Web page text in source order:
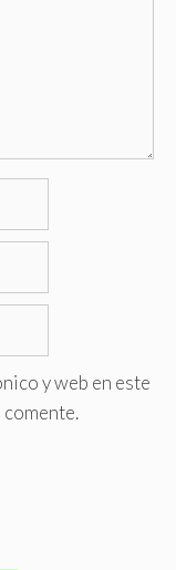
y web en este
comente.